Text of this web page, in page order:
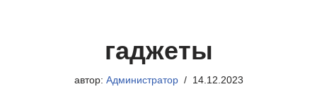
гаджеты
автор: Администратор 14.12.2023